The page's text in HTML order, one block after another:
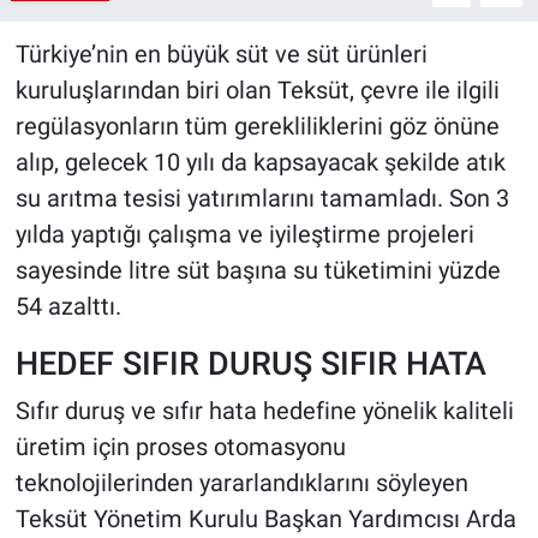
Türkiye’nin en büyük süt ve süt ürünleri
kuruluşlarından biri olan Teksüt, çevre ile ilgili
regülasyonların tüm gerekliliklerini göz önüne
alıp, gelecek 10 yılı da kapsayacak şekilde atık
su arıtma tesisi yatırımlarını tamamladı. Son 3
yılda yaptığı çalışma ve iyileştirme projeleri
sayesinde litre süt başına su tüketimini yüzde
54 azalttı.
HEDEF SIFIR DURUŞ SIFIR HATA
Sıfır duruş ve sıfır hata hedefine yönelik kaliteli
üretim için proses otomasyonu
teknolojilerinden yararlandıklarını söyleyen
Teksüt Yönetim Kurulu Başkan Yardımcısı Arda